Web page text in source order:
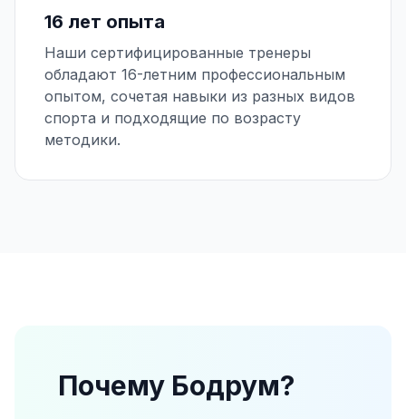
16 лет опыта
Наши сертифицированные тренеры
обладают 16-летним профессиональным
опытом, сочетая навыки из разных видов
спорта и подходящие по возрасту
методики.
Почему Бодрум?